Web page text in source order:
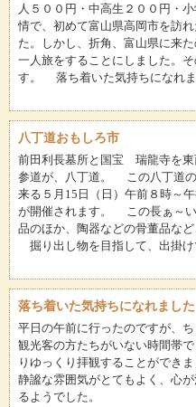
人５００円・中高生２００円・
情で、初めて富山県高岡市を訪
た。しかし、折角、富山県に来
一人旅をすることにしました。
す。 落ち着いた気持ちになれま
八丁道おもしろ市
前田利長墓所と国宝 瑞龍寺を東
参道が、八丁道。 この八丁道
来る５月15日（日）午前８時～
が開催されます。 この長ぁ～い
品のほか、陶器などの骨董品な
掘り出し物を目指して、出掛け
落ち着いた気持ちになれました
平日の午前に行ったのですが、
観光客の方たちがいない時間帯で
りゆっくり拝観することができま
静謐な雰囲気がとてもよく、心
るようでした。